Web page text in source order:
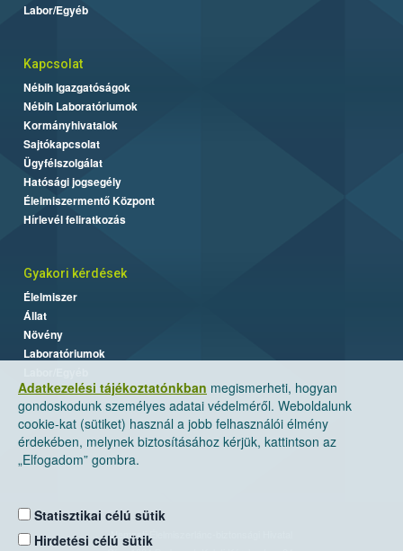
Adatkezelési tájékoztatónkban megismerheti, hogyan
gondoskodunk személyes adatai védelméről. Weboldalunk
cookie-kat (sütiket) használ a jobb felhasználói élmény
érdekében, melynek biztosításához kérjük, kattintson az
„Elfogadom” gombra.
Statisztikai célú sütik
Hirdetési célú sütik
Labor/Egyéb
Kapcsolat
Nébih Igazgatóságok
Nébih Laboratóriumok
Kormányhivatalok
Sajtókapcsolat
Ügyfélszolgálat
Hatósági jogsegély
Élelmiszermentő Központ
Hírlevél feliratkozás
Gyakori kérdések
Élelmiszer
Állat
Növény
Laboratóriumok
Nemzeti Élelmiszerlánc-biztonsági Hivatal